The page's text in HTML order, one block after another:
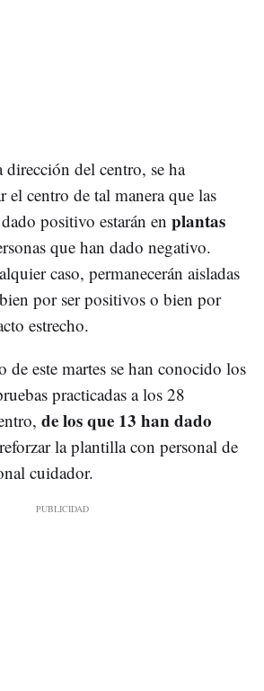
dirección del centro, se ha
el centro de tal manera que las
positivo estarán en plantas
que han dado negativo.
caso, permanecerán aisladas
por ser positivos o bien por
estrecho.
de este martes se han conocido los
practicadas a los 28
de los que 13 han dado
la plantilla con personal de
cuidador.